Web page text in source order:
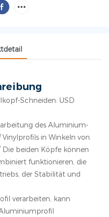
Schneiden: USD
des Aluminium-
Vinylprofils in Winkeln von
Die beiden Köpfe können
funktionieren, die
der Stabilität und
verarbeiten, kann